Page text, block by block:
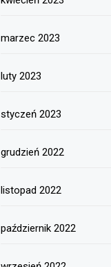
marzec 2023
luty 2023
styczeń 2023
grudzień 2022
listopad 2022
październik 2022